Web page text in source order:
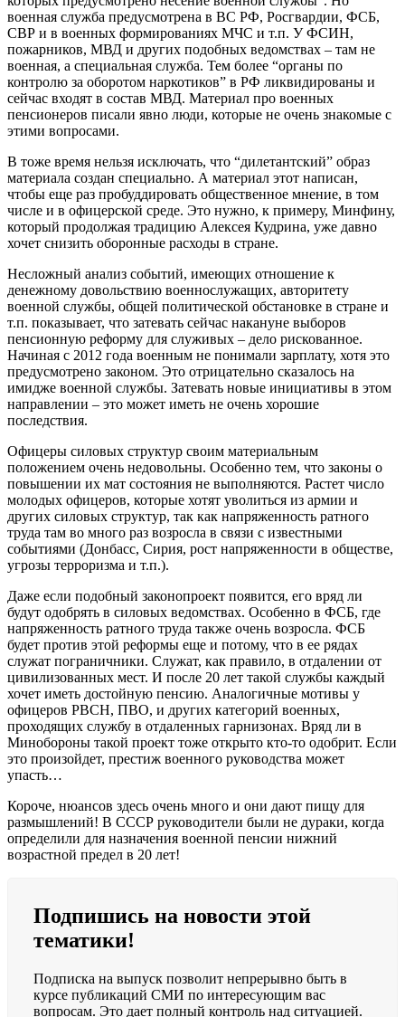
военная служба предусмотрена в ВС РФ, Росгвардии, ФСБ,
СВР и в военных формированиях МЧС и т.п. У ФСИН,
пожарников, МВД и других подобных ведомствах – там не
военная, а специальная служба. Тем более “органы по
контролю за оборотом наркотиков” в РФ ликвидированы и
сейчас входят в состав МВД. Материал про военных
пенсионеров писали явно люди, которые не очень знакомые с
этими вопросами.
В тоже время нельзя исключать, что “дилетантский” образ
материала создан специально. А материал этот написан,
чтобы еще раз пробуддировать общественное мнение, в том
числе и в офицерской среде. Это нужно, к примеру, Минфину,
который продолжая традицию Алексея Кудрина, уже давно
хочет снизить оборонные расходы в стране.
Несложный анализ событий, имеющих отношение к
денежному довольствию военнослужащих, авторитету
военной службы, общей политической обстановке в стране и
т.п. показывает, что затевать сейчас накануне выборов
пенсионную реформу для служивых – дело рискованное.
Начиная с 2012 года военным не понимали зарплату, хотя это
предусмотрено законом. Это отрицательно сказалось на
имидже военной службы. Затевать новые инициативы в этом
направлении – это может иметь не очень хорошие
последствия.
Офицеры силовых структур своим материальным
положением очень недовольны. Особенно тем, что законы о
повышении их мат состояния не выполняются. Растет число
молодых офицеров, которые хотят уволиться из армии и
других силовых структур, так как напряженность ратного
труда там во много раз возросла в связи с известными
событиями (Донбасс, Сирия, рост напряженности в обществе,
угрозы терроризма и т.п.).
Даже если подобный законопроект появится, его вряд ли
будут одобрять в силовых ведомствах. Особенно в ФСБ, где
напряженность ратного труда также очень возросла. ФСБ
будет против этой реформы еще и потому, что в ее рядах
служат пограничники. Служат, как правило, в отдалении от
цивилизованных мест. И после 20 лет такой службы каждый
хочет иметь достойную пенсию. Аналогичные мотивы у
офицеров РВСН, ПВО, и других категорий военных,
проходящих службу в отдаленных гарнизонах. Вряд ли в
Минобороны такой проект тоже открыто кто-то одобрит. Если
это произойдет, престиж военного руководства может
упасть…
Короче, нюансов здесь очень много и они дают пищу для
размышлений! В СССР руководители были не дураки, когда
определили для назначения военной пенсии нижний
возрастной предел в 20 лет!
Подпишись на новости этой
тематики!
Подписка на выпуск позволит непрерывно быть в
курсе публикаций СМИ по интересующим вас
вопросам. Это дает полный контроль над ситуацией.